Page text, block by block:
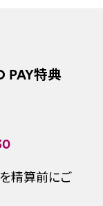
PAY特典
精算前にご